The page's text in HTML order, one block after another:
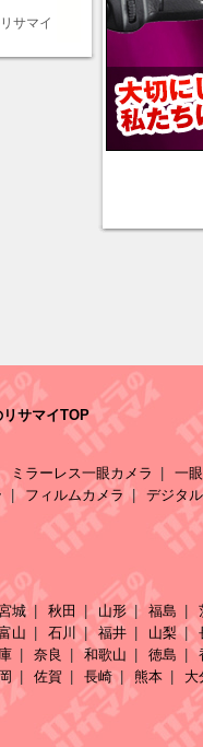
サマイ
サマイTOP
ミラーレス一眼カメラ
一
フィルムカメラ デジタ
城 秋田 山形 福島
山 石川 福井 山梨
奈良 和歌山 徳島
佐賀 長崎 熊本 大